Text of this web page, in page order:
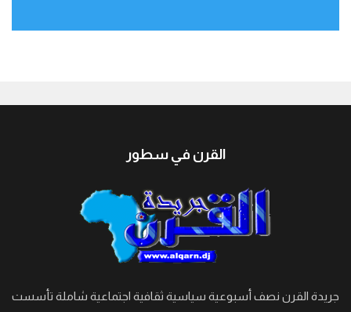
القرن في سطور
جريدة القرن نصف أسبوعية سياسية ثقافية اجتماعية شاملة تأسست